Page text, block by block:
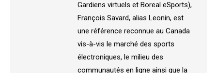
Gardiens virtuels et Boreal eSports),
François Savard, alias Leonin, est
une référence reconnue au Canada
vis-à-vis le marché des sports
électroniques, le milieu des
communautés en ligne ainsi que la